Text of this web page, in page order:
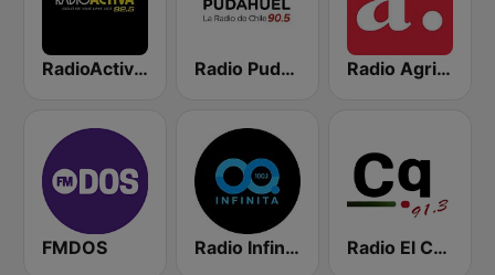
RadioActiva 92.5 Radio Pudahuel Radio Agricultura
FMDOS Radio Infinita Radio El Conquistador